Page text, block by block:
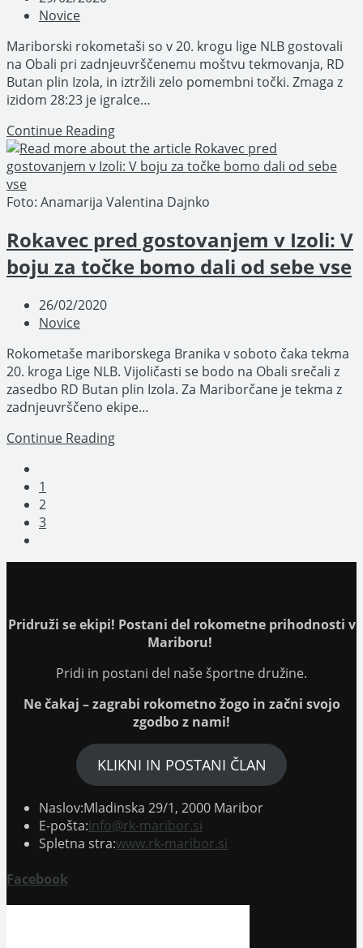
published:
Post
Novice
Mariborski rokometaši so v 20. krogu lige NLB gostovali
na Obali pri zadnjeuvrščenemu moštvu tekmovanja, RD
Butan plin Izola, in iztržili zelo pomembni točki. Zmaga z
izidom 28:23 je igralce…
Continue ReadingJerenec
in
Velikavrh
izolsko
za
četrto
zmago
Foto: Anamarija Valentina Dajnko
Rokavec pred gostovanjem v Izoli: V
boju za točke bomo dali od sebe vse
Post
published:
26/02/2020
Post
Novice
Rokometaše mariborskega Branika v soboto čaka tekma
20. kroga Lige NLB. Vijoličasti se bodo na Obali srečali z
zasedbo RD Butan plin Izola. Za Mariborčane je tekma z
zadnjeuvrščeno ekipe…
Continue ReadingRokavec
za
dali
od
vse
to
the
previous
1
2
3
Pridruži se ekipi! Postani del rokometne prihodnosti v
Mariboru!
Pridi in postani del naše športne družine.
Ne čakaj – zagrabi rokometno žogo in začni svojo
zgodbo z nami!
KLIKNI IN POSTANI ČLAN
Naslov:Mladinska 29/1, 2000 Maribor
E-pošta:info@rk-maribor.si
in
Spletna stra:www.rk-maribor.si
Facebook